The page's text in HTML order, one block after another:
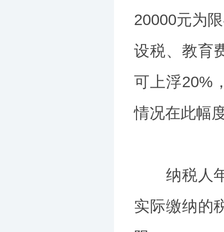
20000元为
设税、教育
可上浮20%
情况在此幅
纳税人年
实际缴纳的